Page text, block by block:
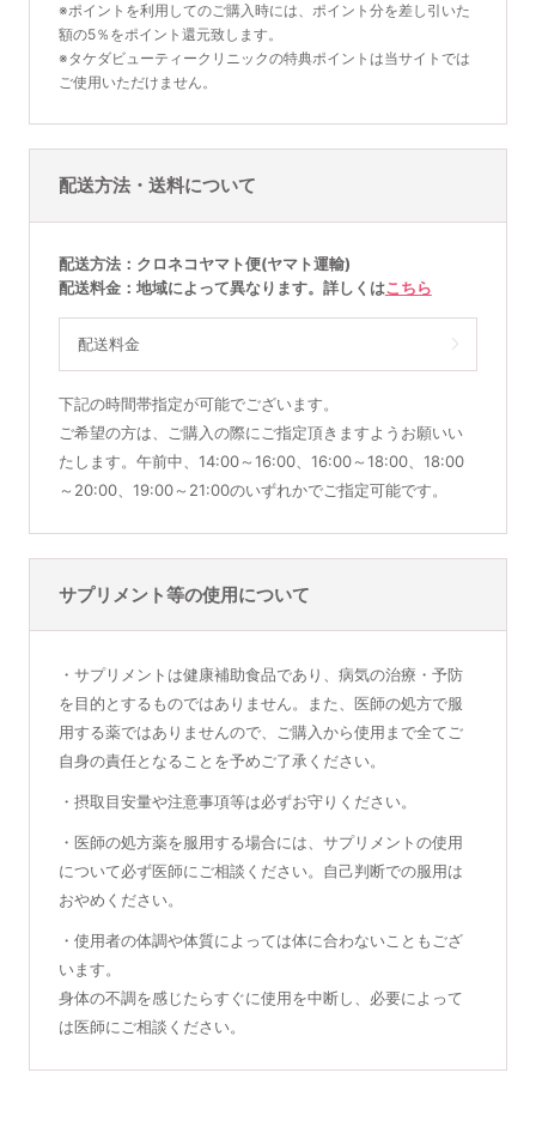
※ポイントを利用してのご購入時には、ポイント分を差し引いた
額の5％をポイント還元致します。
※タケダビューティークリニックの特典ポイントは当サイトでは
ご使用いただけません。
配送方法・送料について
配送方法
クロネコヤマト便(ヤマト運輸)
配送料金
地域によって異なります。詳しくはこちら
配送料金
下記の時間帯指定が可能でございます。
ご希望の方は、ご購入の際にご指定頂きますようお願いい
たします。午前中、14:00～16:00、16:00～18:00、18:00
～20:00、19:00～21:00のいずれかでご指定可能です。
サプリメント等の使用について
・サプリメントは健康補助食品であり、病気の治療・予防
を目的とするものではありません。また、医師の処方で服
用する薬ではありませんので、ご購入から使用まで全てご
自身の責任となることを予めご了承ください。
・摂取目安量や注意事項等は必ずお守りください。
・医師の処方薬を服用する場合には、サプリメントの使用
について必ず医師にご相談ください。自己判断での服用は
おやめください。
・使用者の体調や体質によっては体に合わないこともござ
います。
身体の不調を感じたらすぐに使用を中断し、必要によって
は医師にご相談ください。